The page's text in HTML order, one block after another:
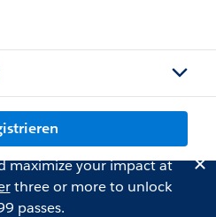
maximize your impact at
three or more to unlock
passes.